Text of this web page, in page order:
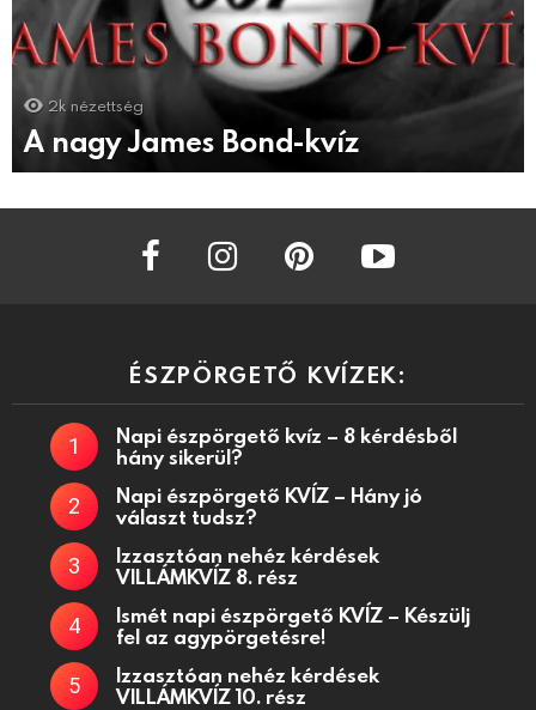
2k nézettség
A nagy James Bond-kvíz
facebook instagram
ÉSZPÖRGETŐ KVÍZEK:
Napi észpörgető kvíz – 8 kérdésből
hány sikerül?
Napi észpörgető KVÍZ – Hány jó
választ tudsz?
Izzasztóan nehéz kérdések
VILLÁMKVÍZ 8. rész
Ismét napi észpörgető KVÍZ – Készülj
fel az agypörgetésre!
Izzasztóan nehéz kérdések
VILLÁMKVÍZ 10. rész